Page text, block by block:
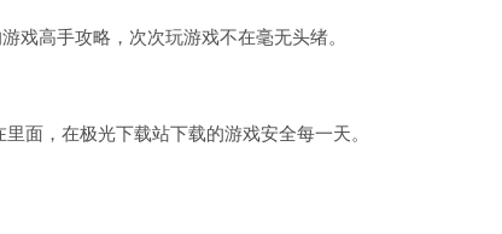
戏高手攻略，次次玩游戏不在毫无头绪。
面，在极光下载站下载的游戏安全每一天。